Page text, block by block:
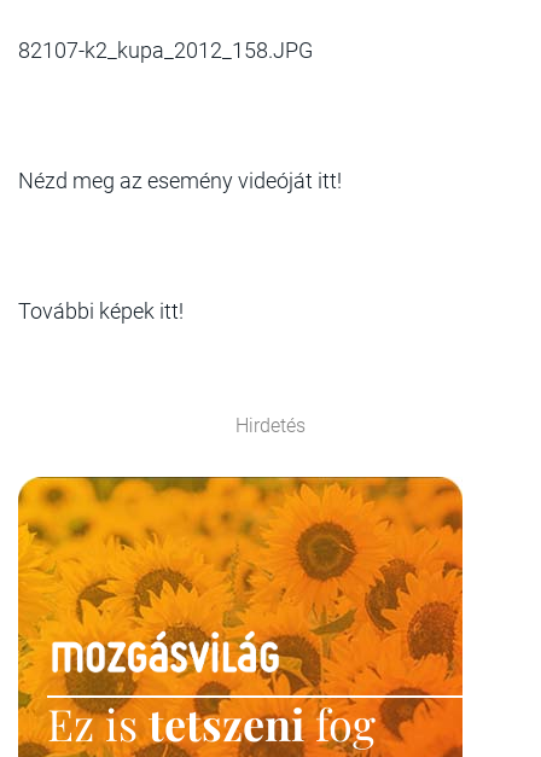
82107-k2_kupa_2012_158.JPG
Nézd meg az esemény videóját itt!
További képek itt!
Hirdetés
Ez istetszenifog